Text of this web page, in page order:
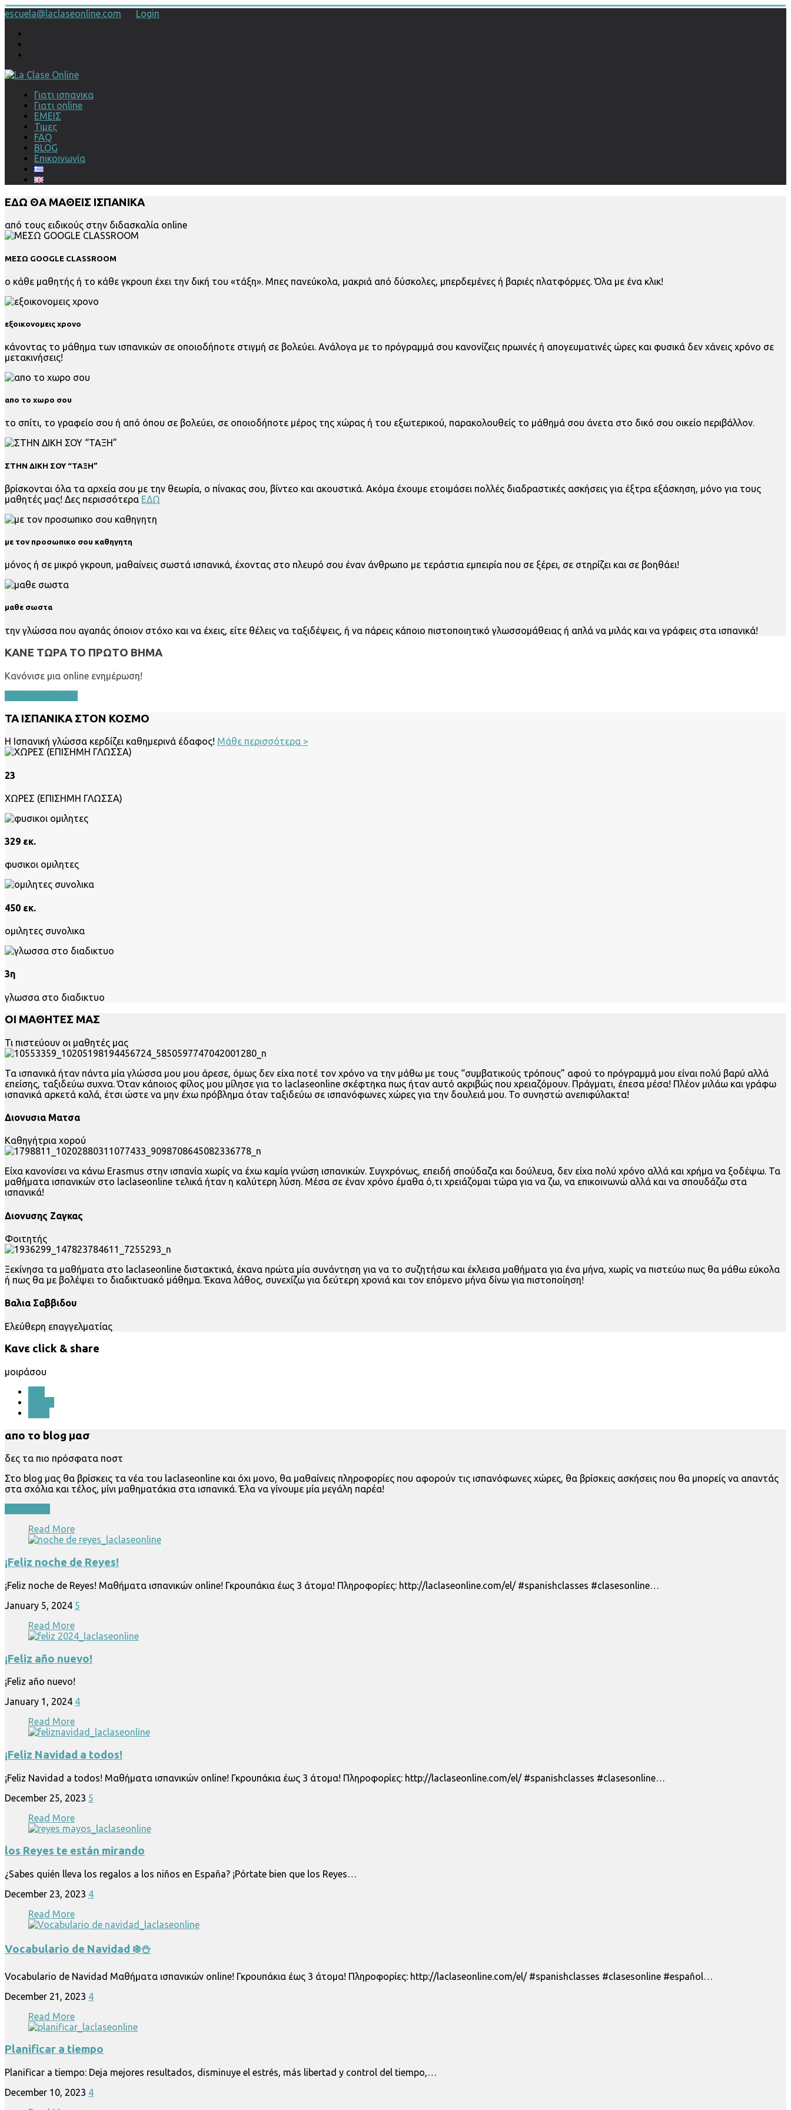
escuela@laclaseonline.com Login
Γιατι ισπανικα
Γιατι online
ΕΜΕΙΣ
Τιμες
FAQ
BLOG
Επικοινωνία
ΕΔΩ ΘΑ ΜΑΘΕΙΣ ΙΣΠΑΝΙΚΑ
από τους ειδικούς στην διδασκαλία online
ΜΕΣΩ GOOGLE CLASSROOM
ο κάθε μαθητής ή το κάθε γκρουπ έχει την δική του «τάξη». Μπες πανεύκολα, μακριά από δύσκολες, μπερδεμένες ή βαριές πλατφόρμες. Όλα με ένα κλικ!
εξοικονομεις χρονο
κάνοντας το μάθημα των ισπανικών σε οποιοδήποτε στιγμή σε βολεύει. Ανάλογα με το πρόγραμμά σου κανονίζεις πρωινές ή απογευματινές ώρες και φυσικά δεν χάνεις χρόνο σε
μετακινήσεις!
απο το χωρο σου
το σπίτι, το γραφείο σου ή από όπου σε βολεύει, σε οποιοδήποτε μέρος της χώρας ή του εξωτερικού, παρακολουθείς το μάθημά σου άνετα στο δικό σου οικείο περιβάλλον.
ΣΤΗΝ ΔΙΚΗ ΣΟΥ “ΤΑΞΗ”
βρίσκονται όλα τα αρχεία σου με την θεωρία, ο πίνακας σου, βίντεο και ακουστικά. Ακόμα έχουμε ετοιμάσει πολλές διαδραστικές ασκήσεις για έξτρα εξάσκηση, μόνο για τους
μαθητές μας! Δες περισσότερα ΕΔΩ
με τον προσωπικο σου καθηγητη
μόνος ή σε μικρό γκρουπ, μαθαίνεις σωστά ισπανικά, έχοντας στο πλευρό σου έναν άνθρωπο με τεράστια εμπειρία που σε ξέρει, σε στηρίζει και σε βοηθάει!
μαθε σωστα
την γλώσσα που αγαπάς όποιον στόχο και να έχεις, είτε θέλεις να ταξιδέψεις, ή να πάρεις κάποιο πιστοποιητικό γλωσσομάθειας ή απλά να μιλάς και να γράφεις στα ισπανικά!
ΚΑΝΕ ΤΩΡΑ ΤΟ ΠΡΩΤΟ ΒΗΜΑ
Κανόνισε μια online ενημέρωση!
ΤΑ ΙΣΠΑΝΙΚΑ ΣΤΟΝ ΚΟΣΜΟ
Η Ισπανική γλώσσα κερδίζει καθημερινά έδαφος! Μάθε περισσότερα >
23
ΧΩΡΕΣ (ΕΠΙΣΗΜΗ ΓΛΩΣΣΑ)
329 εκ.
φυσικοι ομιλητες
450 εκ.
ομιλητες συνολικα
3η
γλωσσα στο διαδικτυο
ΟΙ ΜΑΘΗΤΕΣ ΜΑΣ
Τι πιστεύουν οι μαθητές μας
Τα ισπανικά ήταν πάντα μία γλώσσα μου μου άρεσε, όμως δεν είχα ποτέ τον χρόνο να την μάθω με τους “συμβατικούς τρόπους” αφού το πρόγραμμά μου είναι πολύ βαρύ αλλά
επείσης, ταξιδεύω συχνα. Όταν κάποιος φίλος μου μίλησε για το laclaseonline σκέφτηκα πως ήταν αυτό ακριβώς που χρειαζόμουν. Πράγματι, έπεσα μέσα! Πλέον μιλάω και γράφω
ισπανικά αρκετά καλά, έτσι ώστε να μην έχω πρόβλημα όταν ταξιδεύω σε ισπανόφωνες χώρες για την δουλειά μου. Το συνηστώ ανεπιφύλακτα!
Διονυσια Ματσα
Καθηγήτρια χορού
Είχα κανονίσει να κάνω Erasmus στην ισπανία χωρίς να έχω καμία γνώση ισπανικών. Συγχρόνως, επειδή σπούδαζα και δούλευα, δεν είχα πολύ χρόνο αλλά και χρήμα να ξοδέψω. Τα
μαθήματα ισπανικών στο laclaseonline τελικά ήταν η καλύτερη λύση. Μέσα σε έναν χρόνο έμαθα ό,τι χρειάζομαι τώρα για να ζω, να επικοινωνώ αλλά και να σπουδάζω στα
ισπανικά!
Διονυσης Ζαγκας
Φοιτητής
Ξεκίνησα τα μαθήματα στο laclaseonline διστακτικά, έκανα πρώτα μία συνάντηση για να το συζητήσω και έκλεισα μαθήματα για ένα μήνα, χωρίς να πιστεύω πως θα μάθω εύκολα
ή πως θα με βολέψει το διαδικτυακό μάθημα. Έκανα λάθος, συνεχίζω για δεύτερη χρονιά και τον επόμενο μήνα δίνω για πιστοποίηση!
Βαλια Σαββιδου
Ελεύθερη επαγγελματίας
Κανε click & share
μοιράσου
απο το blog μασ
δες τα πιο πρόσφατα ποστ
Στο blog μας θα βρίσκεις τα νέα του laclaseonline και όχι μονο, θα μαθαίνεις πληροφορίες που αφορούν τις ισπανόφωνες χώρες, θα βρίσκεις ασκήσεις που θα μπορείς να απαντάς
στα σχόλια και τέλος, μίνι μαθηματάκια στα ισπανικά. Έλα να γίνουμε μία μεγάλη παρέα!
Read More
¡Feliz noche de Reyes!
¡Feliz noche de Reyes! Μαθήματα ισπανικών online! Γκρουπάκια έως 3 άτομα! Πληροφορίες: http://laclaseonline.com/el/ #spanishclasses #clasesonline…
January 5, 2024 5
Read More
¡Feliz año nuevo!
¡Feliz año nuevo!
January 1, 2024 4
Read More
¡Feliz Navidad a todos!
¡Feliz Navidad a todos! Μαθήματα ισπανικών online! Γκρουπάκια έως 3 άτομα! Πληροφορίες: http://laclaseonline.com/el/ #spanishclasses #clasesonline…
December 25, 2023 5
Read More
los Reyes te están mirando
¿Sabes quién lleva los regalos a los niños en España? ¡Pórtate bien que los Reyes…
December 23, 2023 4
Read More
Vocabulario de Navidad ❄️⛄️
Vocabulario de Navidad Μαθήματα ισπανικών online! Γκρουπάκια έως 3 άτομα! Πληροφορίες: http://laclaseonline.com/el/ #spanishclasses #clasesonline #español…
December 21, 2023 4
Read More
Planificar a tiempο
Planificar a tiempο: Deja mejores resultados, disminuye el estrés, más libertad y control del tiempo,…
December 10, 2023 4